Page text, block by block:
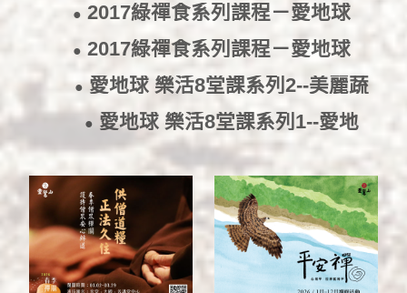
● 2017綠禪食系列課程－愛地球
樂活8堂課《烘焙班》
2017/2/8
● 2017綠禪食系列課程－愛地球
樂活8堂課《周末班》
2017/2/8
● 愛地球 樂活8堂課系列2--美麗蔬
果的代價——從產地到餐桌的故
事2017/2/6
● 愛地球 樂活8堂課系列1--愛地
球，這麼做——我們就是大地的守
護天使
2017/1/17